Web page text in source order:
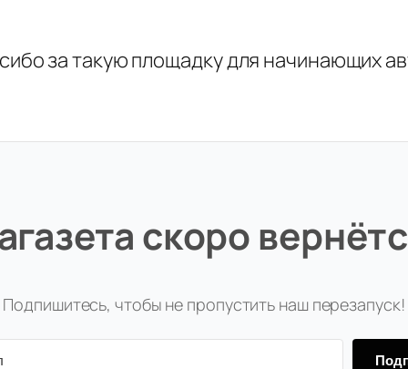
за такую площадку для начинающих
скоро
Подпишитесь, чтобы не пропустить наш перезапуск!